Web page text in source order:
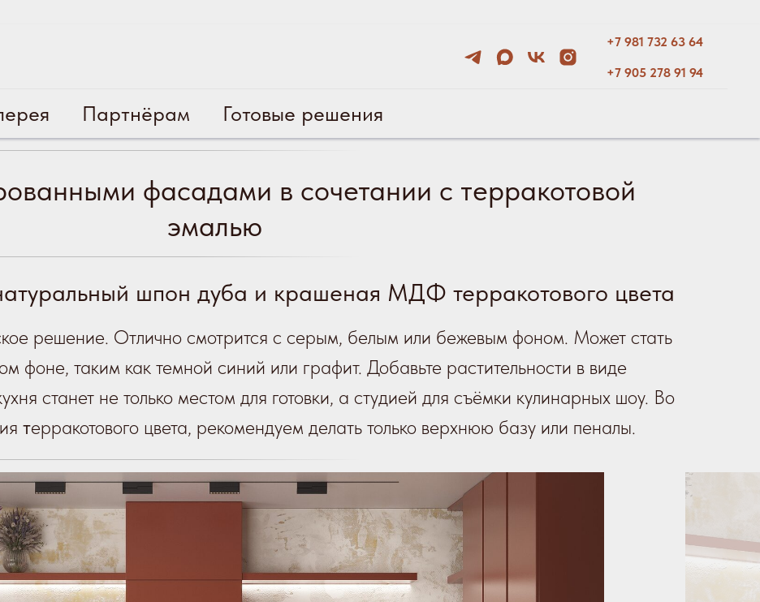
+7 981 732 63 64
+7 905 278 91 94
Партнёрам Готовые решения
фасадами в сочетании с терракотовой
эмалью
шпон дуба и крашеная МДФ терракотового цвета
решение. Отлично смотрится с серым, белым или бежевым фоном. Может стать
фоне, таким как темной синий или графит. Добавьте растительности в виде
станет не только местом для готовки, а студией для съёмки кулинарных шоу. Во
терракотового цвета, рекомендуем делать только верхнюю базу или пеналы.